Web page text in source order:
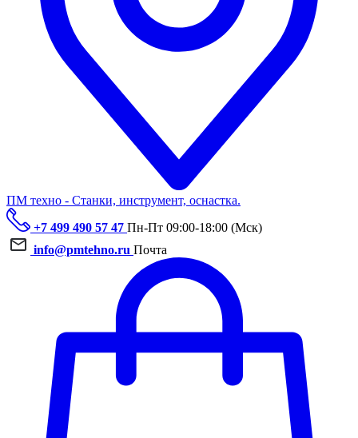
ПМ техно - Станки, инструмент, оснастка.
+7 499 490 57 47 Пн-Пт 09:00-18:00 (Мск)
info@pmtehno.ru Почта